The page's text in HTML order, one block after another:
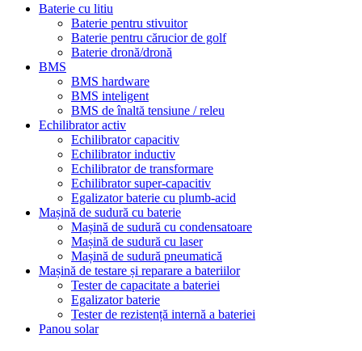
Baterie cu litiu
Baterie pentru stivuitor
Baterie pentru cărucior de golf
Baterie dronă/dronă
BMS
BMS hardware
BMS inteligent
BMS de înaltă tensiune / releu
Echilibrator activ
Echilibrator capacitiv
Echilibrator inductiv
Echilibrator de transformare
Echilibrator super-capacitiv
Egalizator baterie cu plumb-acid
Mașină de sudură cu baterie
Mașină de sudură cu condensatoare
Mașină de sudură cu laser
Mașină de sudură pneumatică
Mașină de testare și reparare a bateriilor
Tester de capacitate a bateriei
Egalizator baterie
Tester de rezistență internă a bateriei
Panou solar